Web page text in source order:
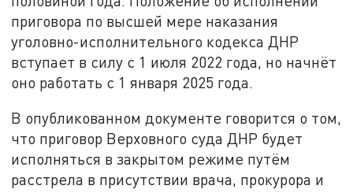
приговора по высшей мере наказания
уголовно-исполнительного кодекса ДНР
вступает в силу с 1 июля 2022 года, но начнёт
оно работать с 1 января 2025 года.
В опубликованном документе говорится о том,
что приговор Верховного суда ДНР будет
исполняться в закрытом режиме путём
расстрела в присутствии врача, прокурора и